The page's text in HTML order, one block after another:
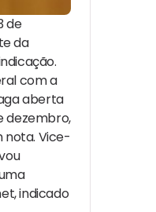
de
da
com a
aberta
dezembro,
nota. Vice-
indicado